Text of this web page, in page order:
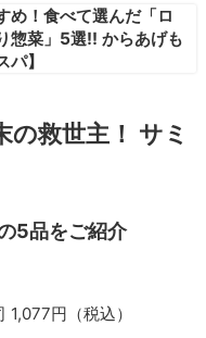
め！食べて選んだ「ロ
惣菜」5選!! からあげも
】
救世主！ サミ
5品をご紹介
円（税込）